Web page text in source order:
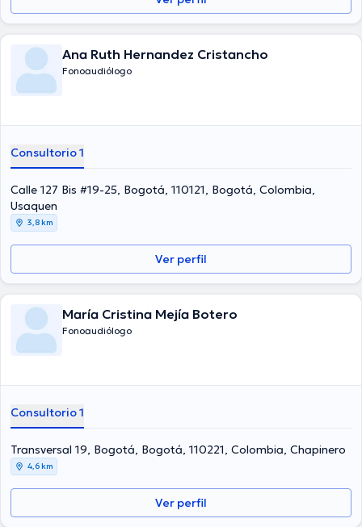
Ana Ruth Hernandez Cristancho
Fonoaudiólogo
Consultorio 1
Calle 127 Bis #19-25, Bogotá, 110121, Bogotá, Colombia,
Usaquen
3,8 km
Ver perfil
María Cristina Mejía Botero
Fonoaudiólogo
Consultorio 1
Transversal 19, Bogotá, Bogotá, 110221, Colombia, Chapinero
4,6 km
Ver perfil